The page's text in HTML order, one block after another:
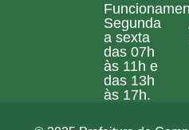
Segunda
a sexta
das 07h
às 11h e
das 13h
às 17h.